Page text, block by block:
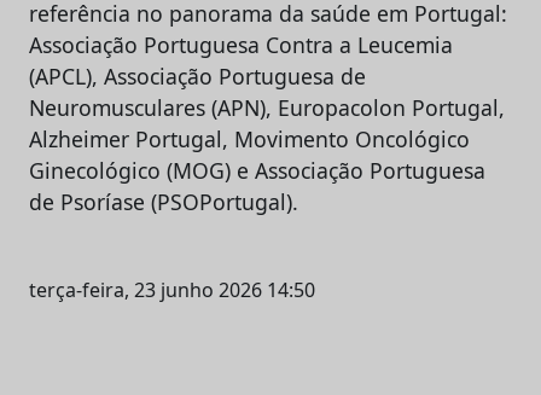
referência no panorama da saúde em Portugal:
Associação Portuguesa Contra a Leucemia
(APCL), Associação Portuguesa de
Neuromusculares (APN), Europacolon Portugal,
Alzheimer Portugal, Movimento Oncológico
Ginecológico (MOG) e Associação Portuguesa
de Psoríase (PSOPortugal).
terça-feira, 23 junho 2026 14:50